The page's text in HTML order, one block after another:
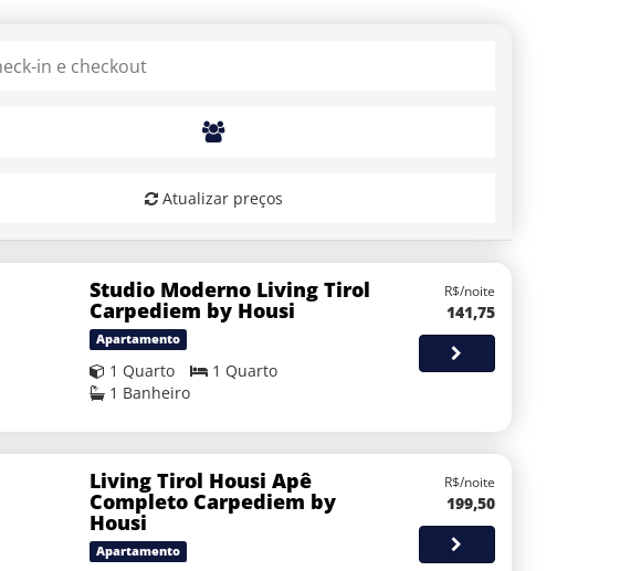
Atualizar preços
Studio Moderno Living Tirol
Carpediem by Housi
Apartamento
1 Quarto
1 Quarto
1 Banheiro
R$/noite
141,75
Living Tirol Housi Apê
Completo Carpediem by
Housi
Apartamento
R$/noite
199,50